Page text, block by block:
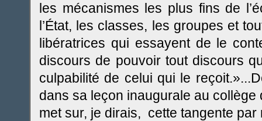
les mécanismes les plus fins de
l’État, les classes, les groupes et
libératrices qui essayent de le
discours de pouvoir tout discours
culpabilité de celui qui le
dans sa leçon inaugurale au
met sur, je dirais, cette tangente par